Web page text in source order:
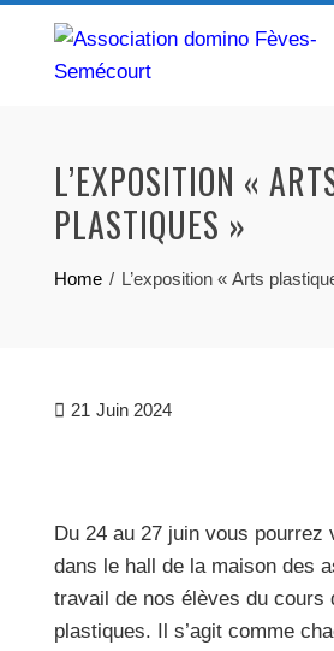
content
L’EXPOSITION «
PLASTIQUES »
Home L’exposition « Arts
21 Juin 2024
Du 24 au 27 juin vous pourrez
dans le hall de la maison des
travail de nos élèves du cours
plastiques. Il s’agit comme